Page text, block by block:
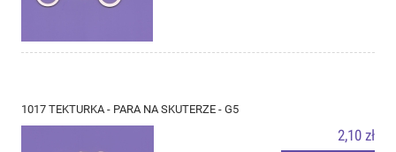
1017 TEKTURKA - PARA NA SKUTERZE - G5
2,10 zł